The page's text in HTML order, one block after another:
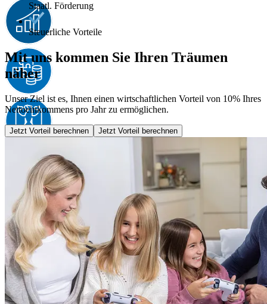
Staatl. Förderung
Steuerliche Vorteile
Mit uns kommen Sie Ihren Träumen
näher
Unser Ziel ist es, Ihnen einen wirtschaftlichen Vorteil von 10% Ihres
Nettoeinkommens pro Jahr zu ermöglichen.
Jetzt Vorteil berechnen Jetzt Vorteil berechnen